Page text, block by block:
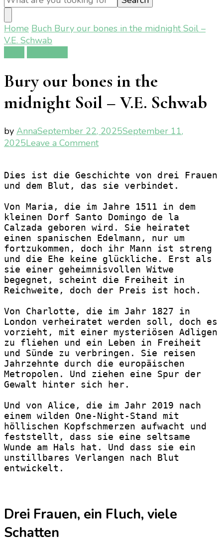
Something?
Home Buch Bury our bones in the midnight Soil –
V.E. Schwab
Bury our bones in the
midnight Soil – V.E. Schwab
by AnnaSeptember 22, 2025September 11,
2025Leave a Commenton
bones
in
the
midnight
Soil
–
V.E.
Schwab
Dies ist die Geschichte von drei Frauen
und dem Blut, das sie verbindet.
Von Maria, die im Jahre 1511 in dem
kleinen Dorf Santo Domingo de la
Calzada geboren wird. Sie heiratet
einen spanischen Edelmann, nur um
fortzukommen, doch ihr Mann ist streng
und die Ehe keine glückliche. Erst als
sie einer geheimnisvollen Witwe
begegnet, scheint die Freiheit in
Reichweite, doch der Preis ist hoch.
Von Charlotte, die im Jahr 1827 in
London verheiratet werden soll, doch es
vorzieht, mit einer mysteriösen Adligen
zu fliehen und ein Leben in Freiheit
und Sünde zu verbringen. Sie reisen
Jahrzehnte durch die europäischen
Metropolen. Und ziehen eine Spur der
Gewalt hinter sich her.
Und von Alice, die im Jahr 2019 nach
einem wilden One-Night-Stand mit
höllischen Kopfschmerzen aufwacht und
feststellt, dass sie eine seltsame
Wunde am Hals hat. Und dass sie ein
unstillbares Verlangen nach Blut
entwickelt.
Drei Frauen, ein Fluch, viele
Schatten